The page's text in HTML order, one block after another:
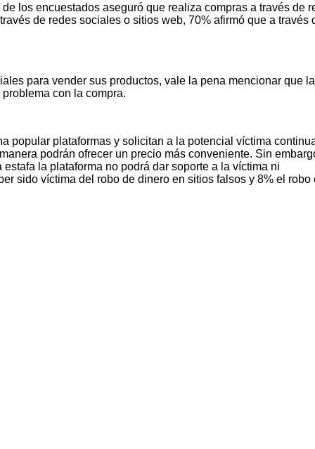
los encuestados aseguró que realiza compras a través de
de redes sociales o sitios web, 70% afirmó que a través
para vender sus productos, vale la pena mencionar que
con la compra.
popular plataformas y solicitan a la potencial víctima
podrán ofrecer un precio más conveniente. Sin
la plataforma no podrá dar soporte a la víctima ni
sido víctima del robo de dinero en sitios falsos y 8% el robo